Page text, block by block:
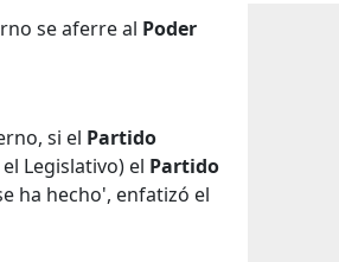
se aferre al Poder
si el Partido
Legislativo) el Partido
ha hecho', enfatizó el